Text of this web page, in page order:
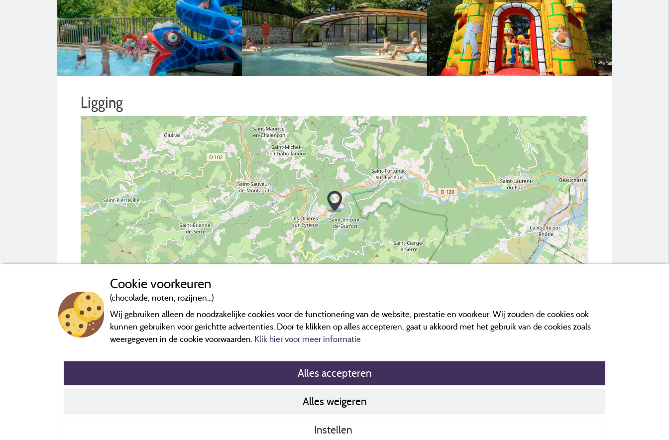
Ligging
2 km
Neem contact op met de camping
Cookie voorkeuren
(chocolade, noten, rozijnen...)
Wij gebruiken alleen de noodzakelijke cookies voor de functionering van de website, prestatie en voorkeur. Wij zouden de cookies ook
kunnen gebruiken voor gerichtte advertenties. Door te klikken op alles accepteren, gaat u akkoord met het gebruik van de cookies zoals
weergegeven in de cookie voorwaarden. Klik hier voor meer informatie
Alles accepteren
Alles weigeren
Instellen